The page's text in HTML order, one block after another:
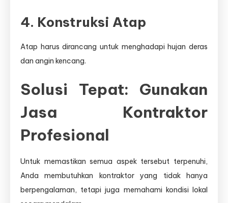
4. Konstruksi Atap
Atap harus dirancang untuk menghadapi hujan deras
dan angin kencang.
Solusi Tepat: Gunakan
Jasa Kontraktor
Profesional
Untuk memastikan semua aspek tersebut terpenuhi,
Anda membutuhkan kontraktor yang tidak hanya
berpengalaman, tetapi juga memahami kondisi lokal